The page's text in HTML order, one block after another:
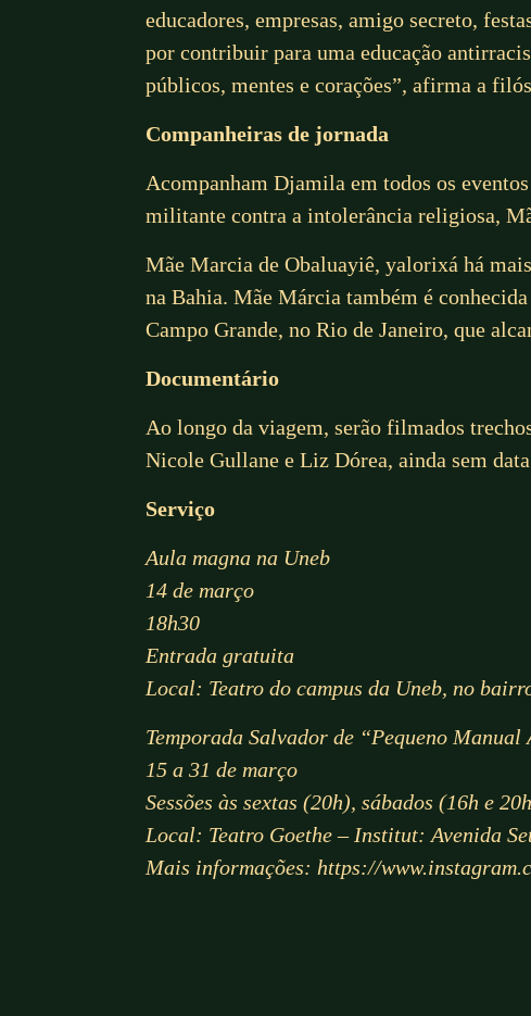
educadores, empresas, amigo secreto,
por contribuir para uma educação
públicos, mentes e corações”, afirma a
Companheiras de jornada
Acompanham Djamila em todos os
militante contra a intolerância religiosa,
Mãe Marcia de Obaluayiê, yalorixá há
na Bahia. Mãe Márcia também é
Campo Grande, no Rio de Janeiro, que
Documentário
Ao longo da viagem, serão filmados
Nicole Gullane e Liz Dórea, ainda sem
Serviço
Aula magna na Uneb
14 de março
18h30
Entrada gratuita
Local: Teatro do campus da Uneb, no
Temporada Salvador de “Pequeno
15 a 31 de março
Sessões às sextas (20h), sábados (16h e
Local: Teatro Goethe – Institut: Avenida
Mais informações: https://